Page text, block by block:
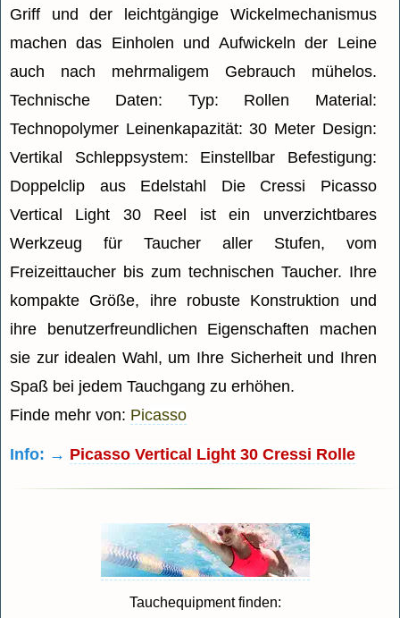
Griff und der leichtgängige Wickelmechanismus
machen das Einholen und Aufwickeln der Leine
auch nach mehrmaligem Gebrauch mühelos.
Technische Daten: Typ: Rollen Material:
Technopolymer Leinenkapazität: 30 Meter Design:
Vertikal Schleppsystem: Einstellbar Befestigung:
Doppelclip aus Edelstahl Die Cressi Picasso
Vertical Light 30 Reel ist ein unverzichtbares
Werkzeug für Taucher aller Stufen, vom
Freizeittaucher bis zum technischen Taucher. Ihre
kompakte Größe, ihre robuste Konstruktion und
ihre benutzerfreundlichen Eigenschaften machen
sie zur idealen Wahl, um Ihre Sicherheit und Ihren
Spaß bei jedem Tauchgang zu erhöhen.
Finde mehr von: Picasso
Info: → Picasso Vertical Light 30 Cressi Rolle
Tauchequipment finden: